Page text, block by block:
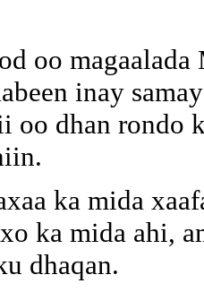
oo
inay
oo dhan rondo
ka mida
ka mida ahi,
dhaqan.